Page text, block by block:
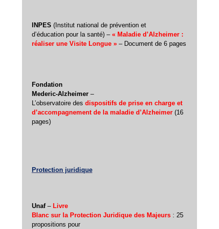
INPES (Institut national de prévention et
d’éducation pour la santé) – « Maladie d’Alzheimer :
réaliser une Visite Longue »– Document de 6 pages
Fondation
Mederic-Alzheimer–
L’observatoire des dispositifs de prise en charge et
d’accompagnement de la maladie d’Alzheimer(16
pages)
Protection juridique
Unaf– Livre
Blanc sur la Protection Juridique des Majeurs: 25
propositions pour